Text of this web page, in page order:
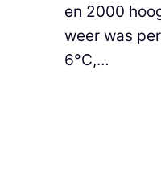
en 2000
weer was
6°C,…